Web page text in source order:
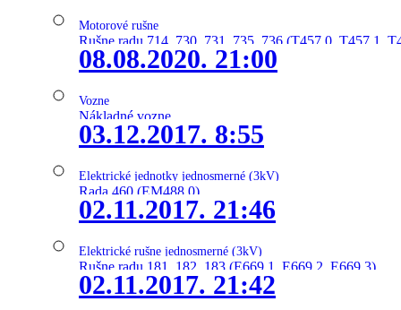
Motorové rušne
Rušne radu 714, 730, 731, 735, 736 (T457.0, T457.1,
08.08.2020. 21:00
Vozne
Nákladné vozne
03.12.2017. 8:55
Elektrické jednotky jednosmerné (3kV)
Rada 460 (EM488.0)
02.11.2017. 21:46
Elektrické rušne jednosmerné (3kV)
Rušne radu 181, 182, 183 (E669.1, E669.2, E669.3)
02.11.2017. 21:42